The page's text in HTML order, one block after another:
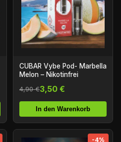
CUBAR Vybe Pod- Marbella
Melon – Nikotinfrei
4,90 €3,50 €
In den Warenkorb
-4%